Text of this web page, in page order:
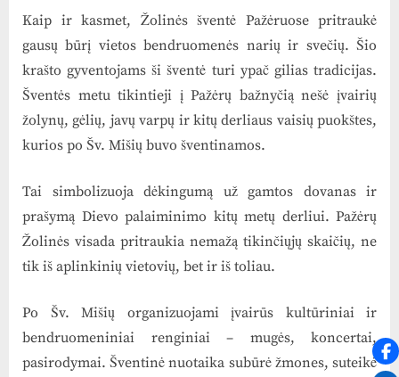
Kaip ir kasmet, Žolinės šventė Pažėruose pritraukė
gausų būrį vietos bendruomenės narių ir svečių. Šio
krašto gyventojams ši šventė turi ypač gilias tradicijas.
Šventės metu tikintieji į Pažėrų bažnyčią nešė įvairių
žolynų, gėlių, javų varpų ir kitų derliaus vaisių puokštes,
kurios po Šv. Mišių buvo šventinamos.
Tai simbolizuoja dėkingumą už gamtos dovanas ir
prašymą Dievo palaiminimo kitų metų derliui. Pažėrų
Žolinės visada pritraukia nemažą tikinčiųjų skaičių, ne
tik iš aplinkinių vietovių, bet ir iš toliau.
Po Šv. Mišių organizuojami įvairūs kultūriniai ir
bendruomeniniai renginiai – mugės, koncertai,
pasirodymai. Šventinė nuotaika subūrė žmones, suteikė